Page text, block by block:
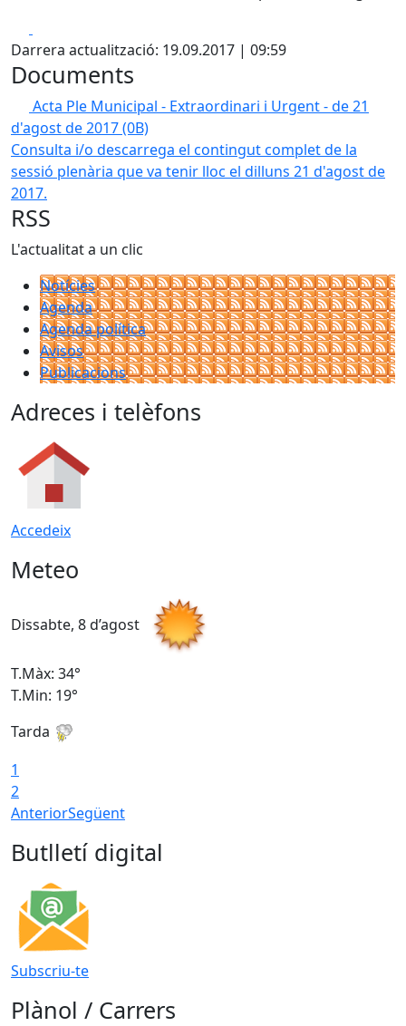
Darrera actualització: 19.09.2017 | 09:59
Documents
Acta Ple Municipal - Extraordinari i Urgent - de 21
d'agost de 2017(0B)
Consulta i/o descarrega el contingut complet de la
sessió plenària que va tenir lloc el dilluns 21 d'agost de
2017.
RSS
L'actualitat a un clic
Notícies
Agenda
Agenda política
Avisos
Publicacions
Adreces i telèfons
Accedeix
Meteo
Dissabte, 8 d’agost
T.Màx: 34°
T.Min: 19°
Tarda
1
2
AnteriorSegüent
Butlletí digital
Subscriu-te
Plànol / Carrers